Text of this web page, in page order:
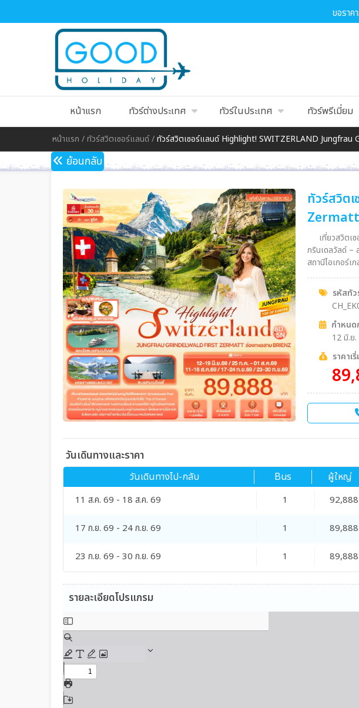
ขอราค
หน้าแรก ทัวร์ต่างประเทศ ทัวร์ในประเทศ ทัวร์พรีเมี่ยม
หน้าแรก /ทัวร์สวิตเซอร์แลนด์/ทัวร์สวิตเซอร์แลนด์ Highlight! SWITZERLAND
ย้อนกลับ
ทัวร์สวิต
Zermatt
เที่ยวสวิตเ
กรินเดลวัลด์ – สถานี
สถานีไอเกอร์เ
เตาบ์บาค – เ
อร์แมท – ชม
bahn เมืองท
รหัสทัว
กำหนด
12 มิ.ย
ราคาเ
วันเดินทางและราคา
วันเดินทางไป-กลับ Bus ผู้ใหญ่
11 ส.ค. 69 - 18 ส.ค. 69 1 92,888
17 ก.ย. 69 - 24 ก.ย. 69 1 89,888
23 ก.ย. 69 - 30 ก.ย. 69 1 89,888
รายละเอียดโปรแกรม